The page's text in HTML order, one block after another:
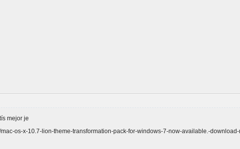
mejor je
mac-os-x-10.7-lion-theme-transformation-pack-for-windows-7-now-available.-